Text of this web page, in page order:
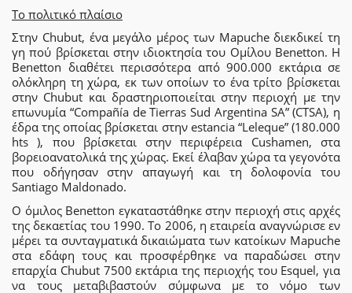
Το πολιτικό πλαίσιο
Στην Chubut, ένα μεγάλο μέρος των Mapuche διεκδικεί τη
γη πού βρίσκεται στην ιδιοκτησία του Ομίλου Benetton. Η
Benetton διαθέτει περισσότερα από 900.000 εκτάρια σε
ολόκληρη τη χώρα, εκ των οποίων το ένα τρίτο βρίσκεται
στην Chubut και δραστηριοποιείται στην περιοχή με την
επωνυμία “Compañía de Tierras Sud Argentina SA” (CTSA), η
έδρα της οποίας βρίσκεται στην estancia “Leleque” (180.000
hts ), που βρίσκεται στην περιφέρεια Cushamen, στα
βορειοανατολικά της χώρας. Εκεί έλαβαν χώρα τα γεγονότα
που οδήγησαν στην απαγωγή και τη δολοφονία του
Santiago Maldonado.
Ο όμιλος Benetton εγκαταστάθηκε στην περιοχή στις αρχές
της δεκαετίας του 1990. Το 2006, η εταιρεία αναγνώρισε εν
μέρει τα συνταγματικά δικαιώματα των κατοίκων Mapuche
στα εδάφη τους και προσφέρθηκε να παραδώσει στην
επαρχία Chubut 7500 εκτάρια της περιοχής του Esquel, για
να τους μεταβιβαστούν σύμφωνα με το νόμο των